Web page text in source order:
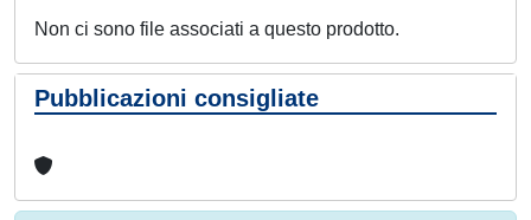
Non ci sono file associati a questo prodotto.
Pubblicazioni consigliate